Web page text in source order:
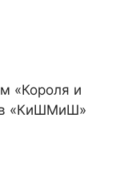
«Короля и
в «КиШМиШ»